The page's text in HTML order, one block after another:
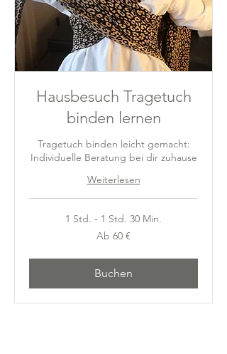
Hausbesuch Tragetuch
binden lernen
Tragetuch binden leicht gemacht:
Individuelle Beratung bei dir zuhause
Weiterlesen
1 Std. - 1 Std. 30 Min.
Ab 60 €
Buchen